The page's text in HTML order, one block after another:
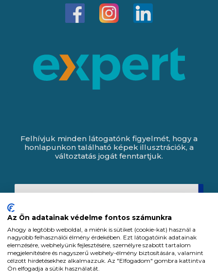
Felhívjuk minden látogatónk figyelmét, hogy a
honlapunkon található képek illusztrációk, a
változtatás jogát fenntartjuk.
Az Ön adatainak védelme fontos számunkra
Ahogy a legtöbb weboldal, a miénk is sütiket (cookie-kat) használ a
nagyobb felhasználói élmény érdekében. Ezt látogatóink adatainak
elemzésére, webhelyünk fejlesztésére, személyre szabott tartalom
megjelenítésére és nagyszerű webhely-élmény biztosítására, valamint
célzott hirdetésekhez alkalmazzuk. Az "Elfogadom" gombra kattintva
Ön elfogadja a sütik használatát.